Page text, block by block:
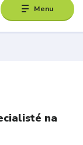
Menu
na